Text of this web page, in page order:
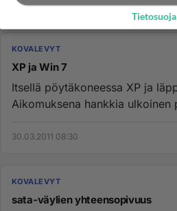
KOVALEVYT
XP ja Win 7
Itsellä pöytäkoneessa XP ja
Aikomuksena hankkia ulkoinen
30.03.2011 08:30
KOVALEVYT
sata-väylien yhteensopivuus
Tietosuoja